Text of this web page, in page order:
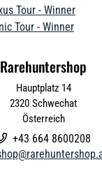
Tour - Winner
Tour - Winner
Rarehuntershop
Hauptplatz 14
2320 Schwechat
Österreich
+43 664 8600208